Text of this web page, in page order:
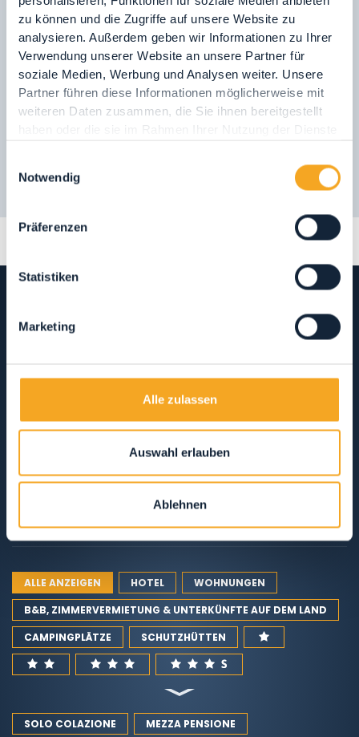
zu können und die Zugriffe auf unsere Website zu
analysieren. Außerdem geben wir Informationen zu Ihrer
Verwendung unserer Website an unsere Partner für
soziale Medien, Werbung und Analysen weiter. Unsere
Partner führen diese Informationen möglicherweise mit
weiteren Daten zusammen, die Sie ihnen bereitgestellt
haben oder die sie im Rahmen Ihrer Nutzung der Dienste
Notwendig
Präferenzen
Statistiken
Marketing
Alle zulassen
Auswahl erlauben
Ablehnen
08. Wegnetz „Via delle Malghe“
09.
Nationalpark Stilfserjoch
und ganz viel frische und saubere Luft!
ERFAHREN SIE MEHR
HOTEL, RESTAURANTEN & SHOPPING IM
OSPITALITÀ, DOVE DORMIRE
RISTORANTI, MANGIARE E BERE
SERVIZI PER L'OSPITE
ALLE ANZEIGEN HOTEL
WOHNUNGEN
B&B, ZIMMERVERMIETUNG & UNTERKÜNFTE AUF DEM LAND
CAMPINGPLÄTZE
SCHUTZHÜTTEN
SOLO COLAZIONE
MEZZA PENSIONE